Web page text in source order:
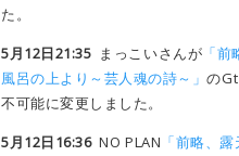
た。
5月12日21:35 まっこいさんが 「
風呂の上より～芸人魂の詩～」の
不可能に変更しました。
5月12日16:36NO PLAN 「前略、